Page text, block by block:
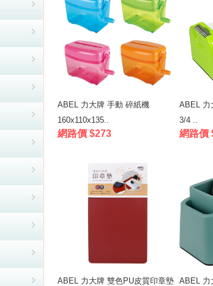
ABEL 力大牌 手動 碎紙機
160x110x135..
網路價 $273
ABEL 力
3/4 ..
網路價
ABEL 力大牌 雙色PU皮質印章墊 ABEL 力